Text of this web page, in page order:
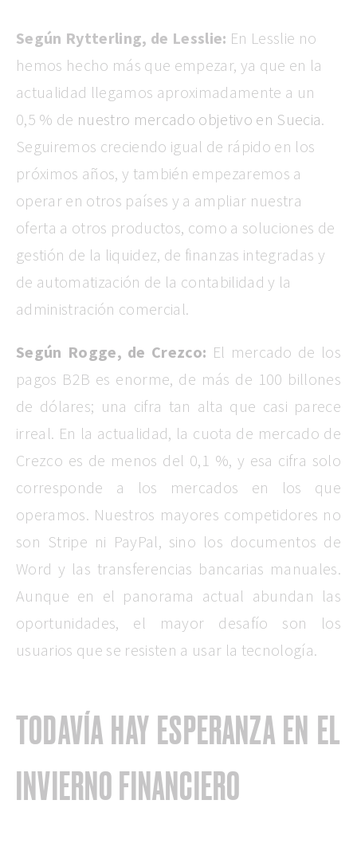
Según Rytterling, de Lesslie: En Lesslie no
hemos hecho más que empezar, ya que en la
actualidad llegamos aproximadamente a un
0,5 % de nuestro mercado objetivo en Suecia.
Seguiremos creciendo igual de rápido en los
próximos años, y también empezaremos a
operar en otros países y a ampliar nuestra
oferta a otros productos, como a soluciones de
gestión de la liquidez, de finanzas integradas y
de automatización de la contabilidad y la
administración comercial.
Según Rogge, de Crezco: El mercado de los
pagos B2B es enorme, de más de 100 billones
de dólares; una cifra tan alta que casi parece
irreal. En la actualidad, la cuota de mercado de
Crezco es de menos del 0,1 %, y esa cifra solo
corresponde a los mercados en los que
operamos. Nuestros mayores competidores no
son Stripe ni PayPal, sino los documentos de
Word y las transferencias bancarias manuales.
Aunque en el panorama actual abundan las
oportunidades, el mayor desafío son los
usuarios que se resisten a usar la tecnología.
TODAVÍA HAY ESPERANZA EN EL
INVIERNO FINANCIERO